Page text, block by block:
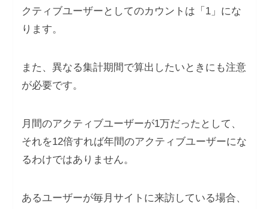
クティブユーザーとしてのカウントは「1」にな
ります。
また、異なる集計期間で算出したいときにも注意
が必要です。
月間のアクティブユーザーが1万だったとして、
それを12倍すれば年間のアクティブユーザーにな
るわけではありません。
あるユーザーが毎月サイトに来訪している場合、